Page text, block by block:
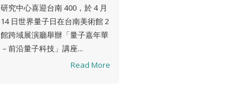
研究中心喜迎台南 400，於 4 月
14 日世界量子日在台南美術館 2
館跨域展演廳舉辦「量子嘉年華
－前沿量子科技」講座...
Read More